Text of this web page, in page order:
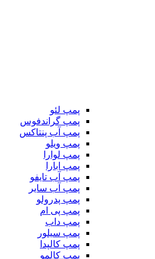
پمپ لئو
پمپ گراندفوس
پمپ آب پنتاکس
پمپ ویلو
پمپ لوارا
پمپ ابارا
پمپ آب تایفو
پمپ آب سایر
پمپ پدرولو
پمپ پی ام
پمپ داب
پمپ سیلور
پمپ کالپدا
پمپ کالمو